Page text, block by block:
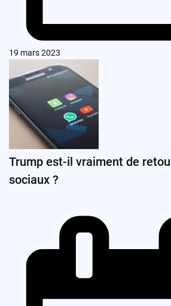
19 mars 2023
Trump est-il vraiment de
sociaux ?